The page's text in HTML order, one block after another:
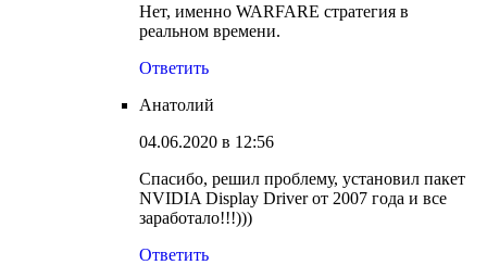
Нет, именно WARFARE стратегия в
реальном времени.
Ответить
Анатолий
04.06.2020 в 12:56
Спасибо, решил проблему, установил пакет
NVIDIA Display Driver от 2007 года и все
заработало!!!)))
Ответить